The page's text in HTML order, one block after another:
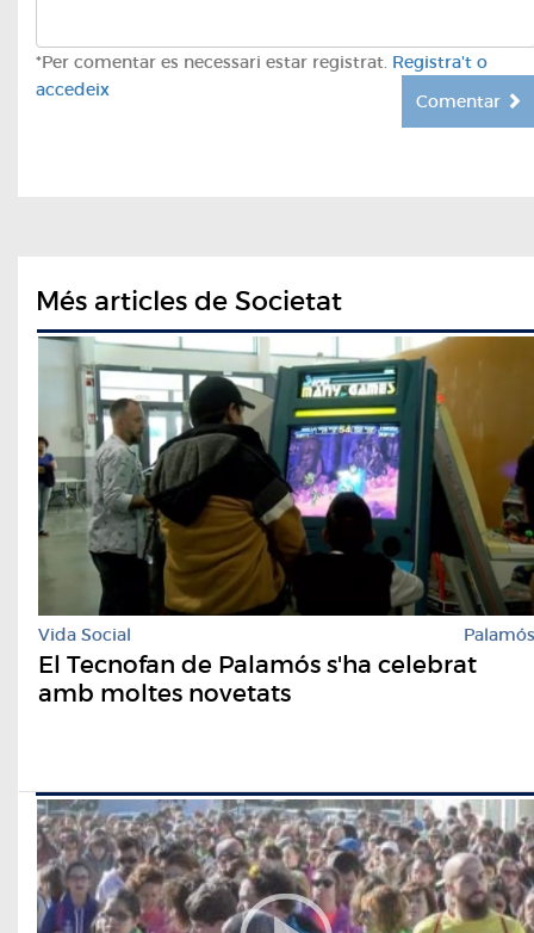
*Per comentar es necessari estar registrat. Registra't o
accedeix
Comentar
Més articles de Societat
Vida Social Palamós
El Tecnofan de Palamós s'ha celebrat
amb moltes novetats